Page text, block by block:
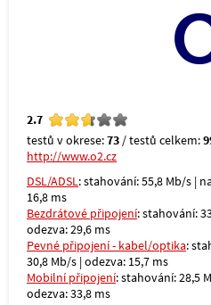
2.7
testů v okrese:73 / testů celkem:
http://www.o2.cz
DSL/ADSL: stahování: 55,8 Mb/s |
16,8 ms
Bezdrátové připojení: stahování:
odezva: 29,6 ms
Pevné připojení - kabel/optika:
30,8 Mb/s | odezva: 15,7 ms
Mobilní připojení: stahování: 28,5
odezva: 33,8 ms